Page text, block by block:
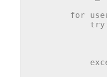
for
try